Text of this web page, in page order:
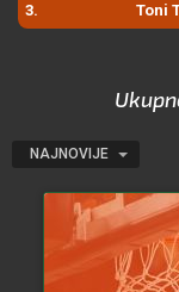
3. Toni
NAJNOVIJE